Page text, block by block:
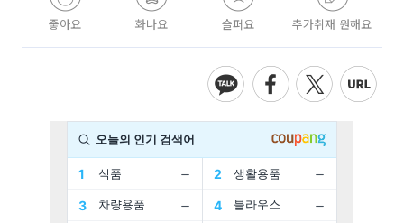
좋아요 화나요 슬퍼요 추가취재 원해요